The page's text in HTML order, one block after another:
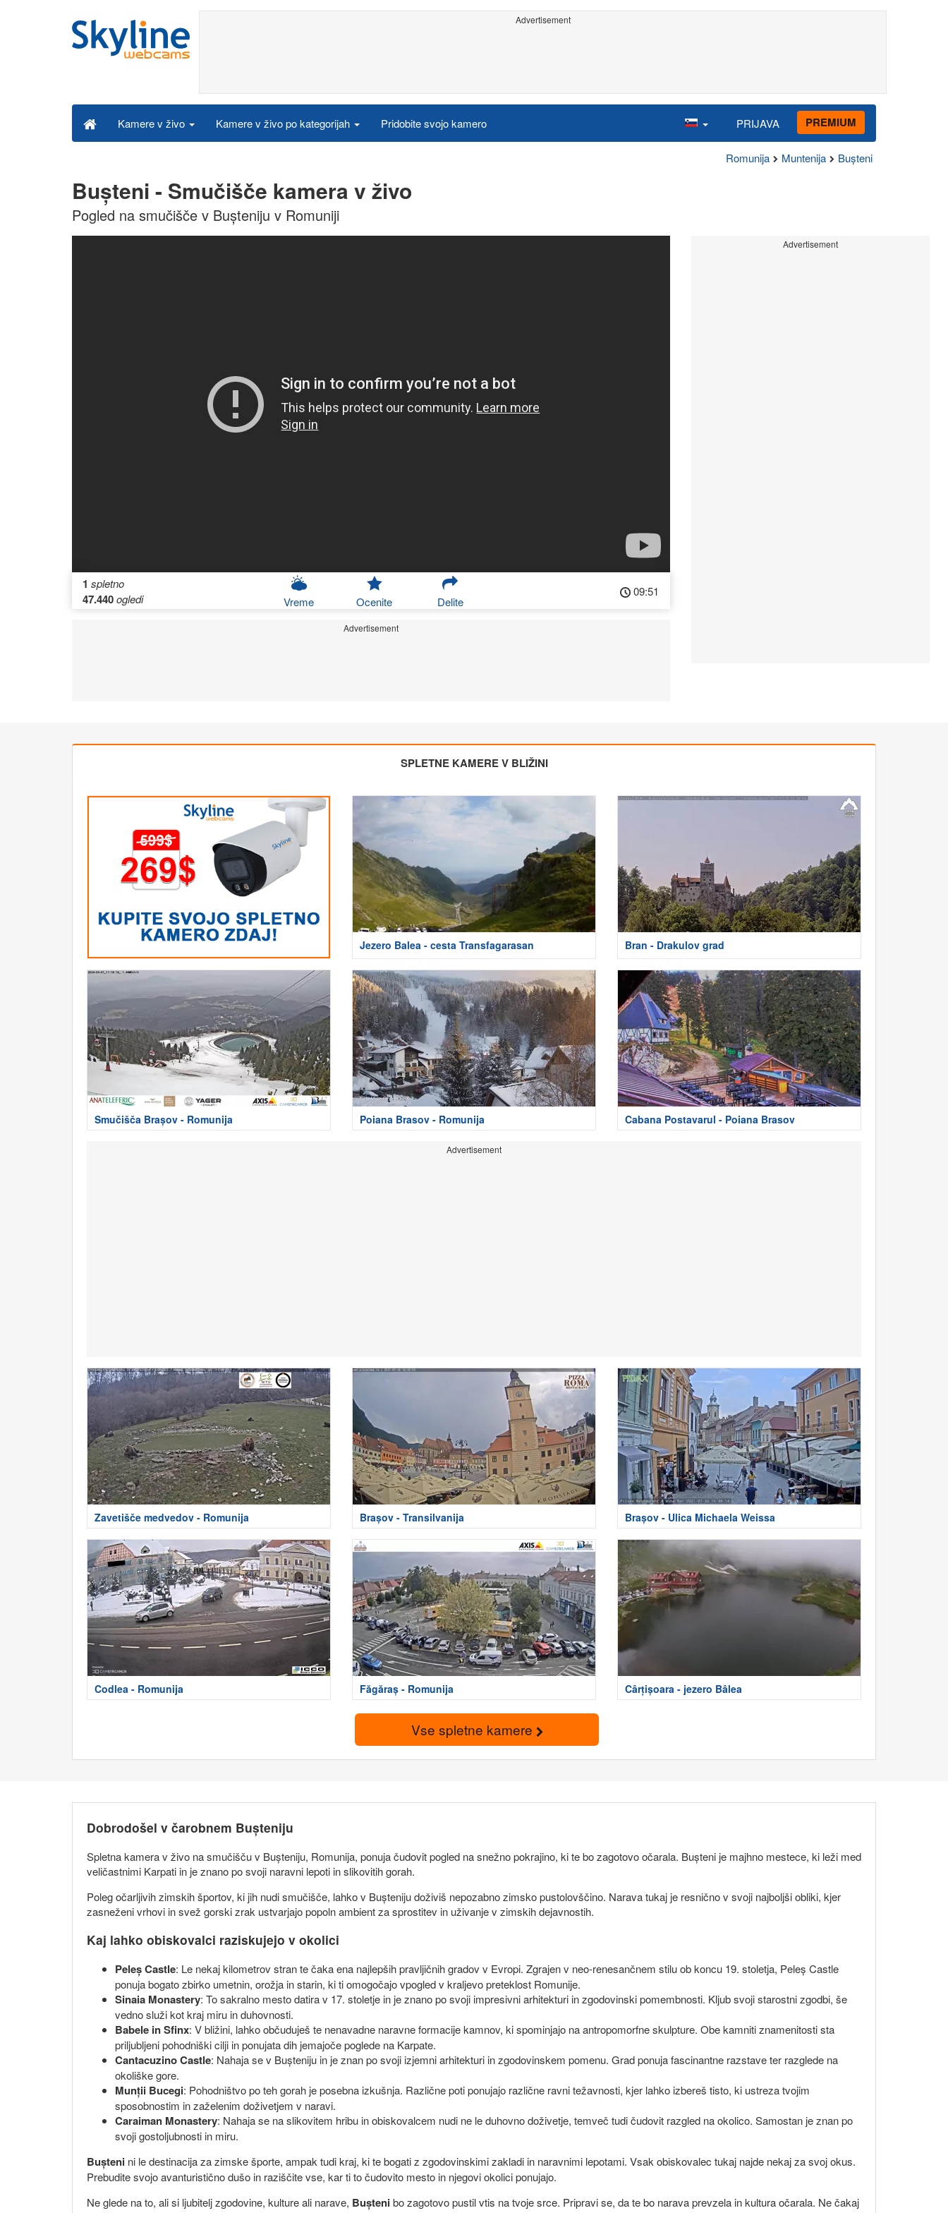
Advertisement
Kamere v živo Kamere v živo po kategorijah Pridobite svojo kamero PRIJAVA PREMIUM
Romunija Muntenija Bușteni
Bușteni - Smučišče kamera v živo
Pogled na smučišče v Bușteniju v Romuniji
1 spletno
47.440ogledi Vreme Ocenite Delite
09:51
Advertisement
Advertisement
SPLETNE KAMERE V BLIŽINI
Jezero Balea - cesta Transfagarasan Bran - Drakulov grad
Smučišča Brașov - Romunija Poiana Brasov - Romunija Cabana Postavarul - Poiana Brasov
Advertisement
Zavetišče medvedov - Romunija Brașov - Transilvanija Brașov - Ulica Michaela Weissa
Codlea - Romunija Făgăraș - Romunija Cârțișoara - jezero Bâlea
Vse spletne kamere
Dobrodošel v čarobnem Bușteniju
Spletna kamera v živo na smučišču v Bușteniju, Romunija, ponuja čudovit pogled na snežno pokrajino, ki te bo zagotovo očarala. Bușteni je majhno mestece, ki leži med
veličastnimi Karpati in je znano po svoji naravni lepoti in slikovitih gorah.
Poleg očarljivih zimskih športov, ki jih nudi smučišče, lahko v Bușteniju doživiš nepozabno zimsko pustolovščino. Narava tukaj je resnično v svoji najboljši obliki, kjer
zasneženi vrhovi in svež gorski zrak ustvarjajo popoln ambient za sprostitev in uživanje v zimskih dejavnostih.
Kaj lahko obiskovalci raziskujejo v okolici
Peleș Castle: Le nekaj kilometrov stran te čaka ena najlepših pravljičnih gradov v Evropi. Zgrajen v neo-renesančnem stilu ob koncu 19. stoletja, Peleș Castle
ponuja bogato zbirko umetnin, orožja in starin, ki ti omogočajo vpogled v kraljevo preteklost Romunije.
Sinaia Monastery: To sakralno mesto datira v 17. stoletje in je znano po svoji impresivni arhitekturi in zgodovinski pomembnosti. Kljub svoji starostni zgodbi, še
vedno služi kot kraj miru in duhovnosti.
Babele in Sfinx: V bližini, lahko občuduješ te nenavadne naravne formacije kamnov, ki spominjajo na antropomorfne skulpture. Obe kamniti znamenitosti sta
priljubljeni pohodniški cilji in ponujata dih jemajoče poglede na Karpate.
Cantacuzino Castle: Nahaja se v Bușteniju in je znan po svoji izjemni arhitekturi in zgodovinskem pomenu. Grad ponuja fascinantne razstave ter razglede na
okoliške gore.
Munții Bucegi: Pohodništvo po teh gorah je posebna izkušnja. Različne poti ponujajo različne ravni težavnosti, kjer lahko izbereš tisto, ki ustreza tvojim
sposobnostim in zaželenim doživetjem v naravi.
Caraiman Monastery: Nahaja se na slikovitem hribu in obiskovalcem nudi ne le duhovno doživetje, temveč tudi čudovit razgled na okolico. Samostan je znan po
svoji gostoljubnosti in miru.
Bușteni ni le destinacija za zimske športe, ampak tudi kraj, ki te bogati z zgodovinskimi zakladi in naravnimi lepotami. Vsak obiskovalec tukaj najde nekaj za svoj okus.
Prebudite svojo avanturistično dušo in raziščite vse, kar ti to čudovito mesto in njegovi okolici ponujajo.
Ne glede na to, ali si ljubitelj zgodovine, kulture ali narave, Buștenibo zagotovo pustil vtis na tvoje srce. Pripravi se, da te bo narava prevzela in kultura očarala. Ne čakaj